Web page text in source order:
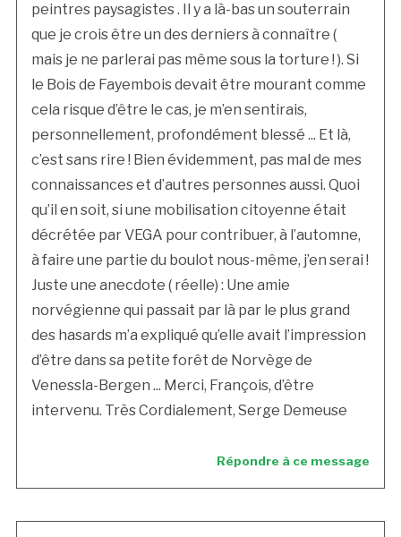
peintres paysagistes . Il y a là-bas un souterrain
que je crois être un des derniers à connaître (
mais je ne parlerai pas même sous la torture ! ). Si
le Bois de Fayembois devait être mourant comme
cela risque d’être le cas, je m’en sentirais,
personnellement, profondément blessé ... Et là,
c’est sans rire ! Bien évidemment, pas mal de mes
connaissances et d’autres personnes aussi. Quoi
qu’il en soit, si une mobilisation citoyenne était
décrétée par VEGA pour contribuer, à l’automne,
à faire une partie du boulot nous-même, j’en serai !
Juste une anecdote ( réelle) : Une amie
norvégienne qui passait par là par le plus grand
des hasards m’a expliqué qu’elle avait l’impression
d’être dans sa petite forêt de Norvège de
Venessla-Bergen ... Merci, François, d’être
intervenu. Très Cordialement, Serge Demeuse
Répondre à ce message